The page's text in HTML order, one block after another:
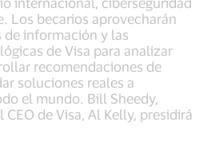
Los becarios aprovecharán
de información y las
de Visa para analizar
recomendaciones de
soluciones reales a
el mundo. Bill Sheedy,
de Visa, Al Kelly, presidirá